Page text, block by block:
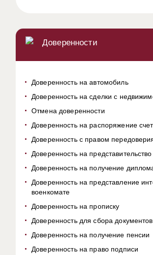
Доверенности
Доверенность на автомобиль
Доверенность на сделки с
Отмена доверенности
Доверенность на распоряжение
Доверенность с правом
Доверенность на
Доверенность на получение
Доверенность на представление
военкомате
Доверенность на прописку
Доверенность для сбора документов
Доверенность на получение пенсии
Доверенность на право подписи